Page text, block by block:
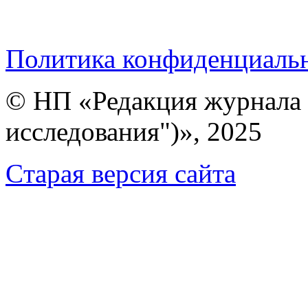
Политика
© НП «Редакция
исследования")», 2025
Cтарая версия сайта